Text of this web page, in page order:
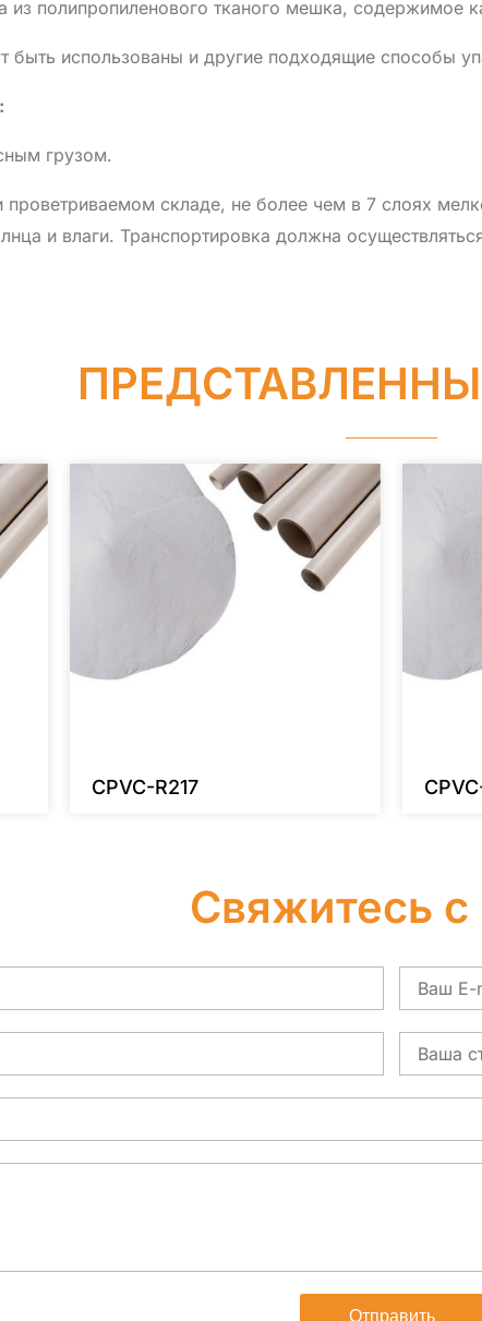
из полипропиленового тканого мешка, содержимое
быть использованы и другие подходящие способы
грузом.
проветриваемом складе, не более чем в 7 слоях
и влаги. Транспортировка должна
CPVC-R217
Свяжитесь
почта
Страна
Отправить